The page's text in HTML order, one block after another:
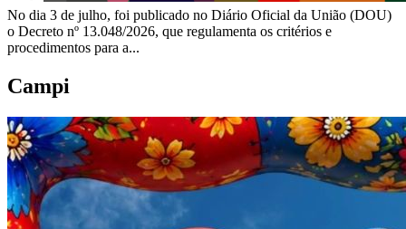
No dia 3 de julho, foi publicado no Diário Oficial da União (DOU)
o Decreto nº 13.048/2026, que regulamenta os critérios e
procedimentos para a...
Campi